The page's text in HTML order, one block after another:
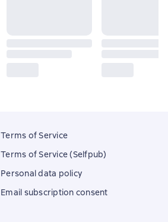
Terms of Service
Terms of Service (Selfpub)
Personal data policy
Email subscription consent